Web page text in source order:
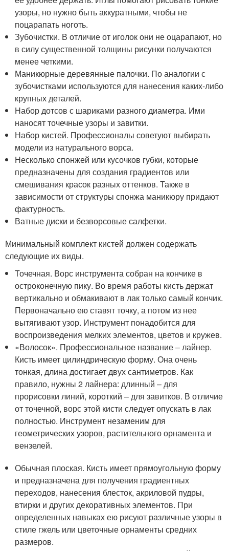
узоры, но нужно быть аккуратными, чтобы не
поцарапать ноготь.
Зубочистки. В отличие от иголок они не оцарапают, но
в силу существенной толщины рисунки получаются
менее четкими.
Маникюрные деревянные палочки. По аналогии с
зубочистками используются для нанесения каких-либо
крупных деталей.
Набор дотсов с шариками разного диаметра. Ими
наносят точечные узоры и завитки.
Набор кистей. Профессионалы советуют выбирать
модели из натурального ворса.
Несколько спонжей или кусочков губки, которые
предназначены для создания градиентов или
смешивания красок разных оттенков. Также в
зависимости от структуры спонжа маникюру придают
фактурность.
Ватные диски и безворсовые салфетки.
Минимальный комплект кистей должен содержать
следующие их виды.
Точечная. Ворс инструмента собран на кончике в
остроконечную пику. Во время работы кисть держат
вертикально и обмакивают в лак только самый кончик.
Первоначально ею ставят точку, а потом из нее
вытягивают узор. Инструмент понадобится для
воспроизведения мелких элементов, цветов и кружев.
«Волосок». Профессиональное название – лайнер.
Кисть имеет цилиндрическую форму. Она очень
тонкая, длина достигает двух сантиметров. Как
правило, нужны 2 лайнера: длинный – для
прорисовки линий, короткий – для завитков. В отличие
от точечной, ворс этой кисти следует опускать в лак
полностью. Инструмент незаменим для
геометрических узоров, растительного орнамента и
вензелей.
Обычная плоская. Кисть имеет прямоугольную форму
и предназначена для получения градиентных
переходов, нанесения блесток, акриловой пудры,
втирки и других декоративных элементов. При
определенных навыках ею рисуют различные узоры в
стиле гжель или цветочные орнаменты средних
размеров.